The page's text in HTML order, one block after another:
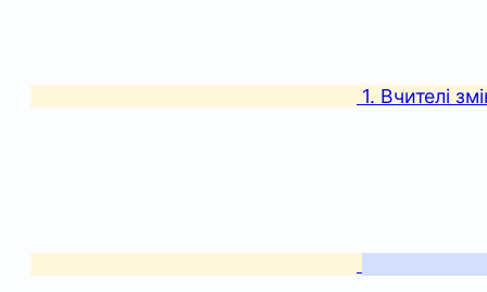
1. Вчителі